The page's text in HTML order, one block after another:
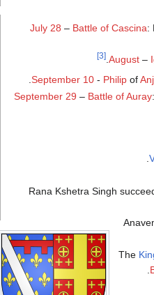
July 28 – Battle of Cascina:
–
.
[3]
September 10- Philipof
September 29 – Battle of Auray
Rana Kshetra Singh
The